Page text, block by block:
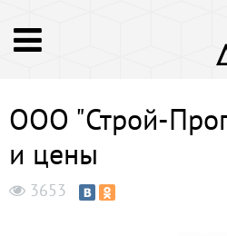
ООО "Строй-
и цены
3653